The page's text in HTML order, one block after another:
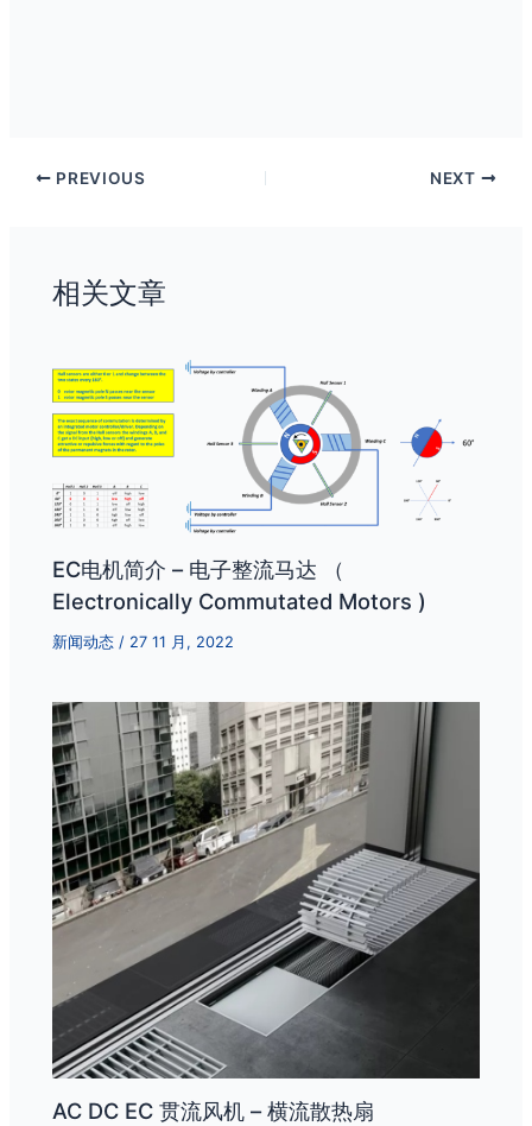
PREVIOUS NEXT
相关文章
EC电机简介 – 电子整流马达 （
Electronically Commutated Motors )
新闻动态 / 27 11 月, 2022
AC DC EC 贯流风机 – 横流散热扇